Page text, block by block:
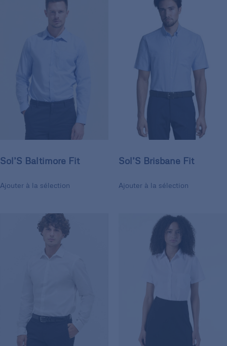
Sol’S Baltimore Fit
Ajouter à la sélection
Sol’S Brisbane Fit
Ajouter à la sélection